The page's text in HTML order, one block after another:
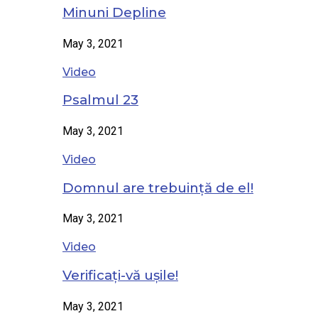
Minuni Depline
May 3, 2021
Video
Psalmul 23
May 3, 2021
Video
Domnul are trebuință de el!
May 3, 2021
Video
Verificați-vă ușile!
May 3, 2021